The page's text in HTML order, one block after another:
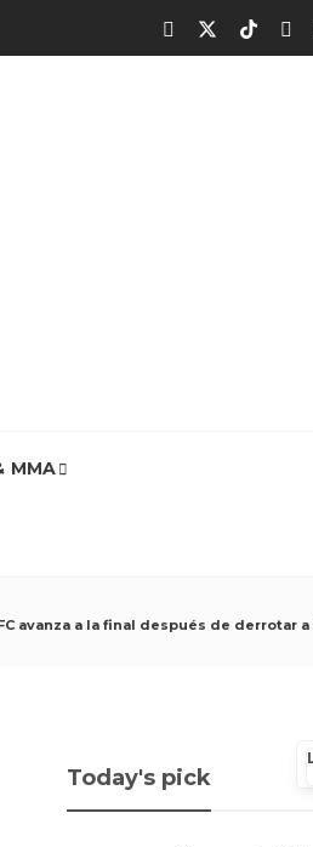
MMA
avanza a la final después de derrotar a
Today's pick